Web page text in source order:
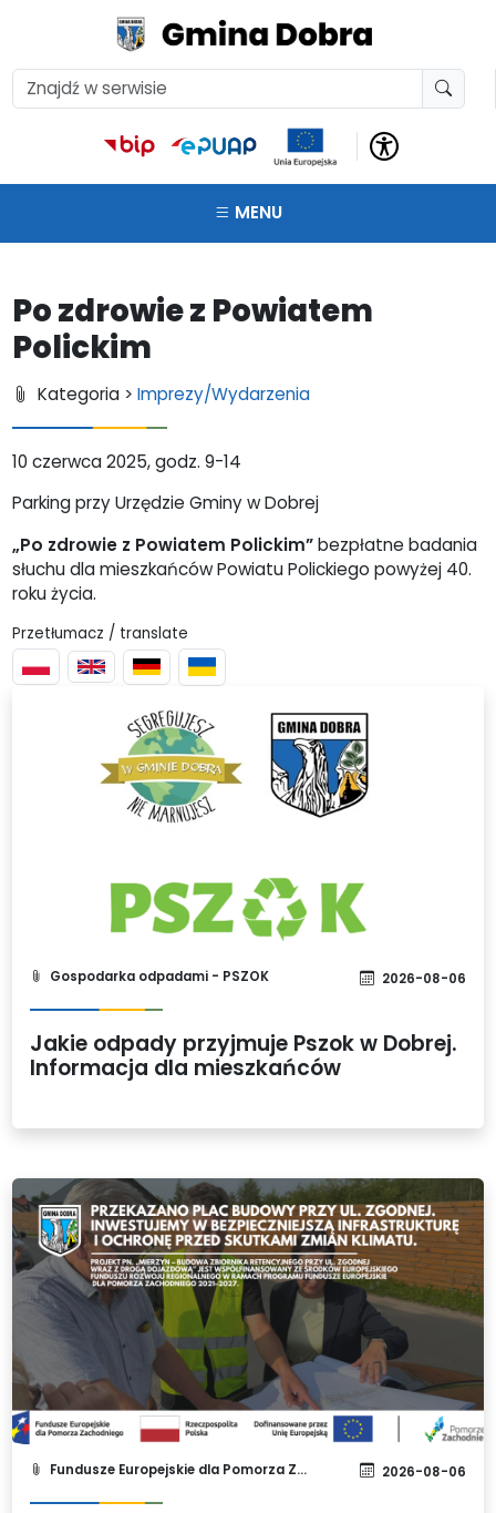
MENU
Po zdrowie z Powiatem
Polickim
Kategoria >Imprezy/Wydarzenia
10 czerwca 2025, godz. 9-14
Parking przy Urzędzie Gminy w Dobrej
„Po zdrowie z Powiatem Polickim”bezpłatne badania
słuchu dla mieszkańców Powiatu Polickiego powyżej 40.
roku życia.
Przetłumacz / translate
Gospodarka odpadami - PSZOK 2026-08-06
Jakie odpady przyjmuje Pszok w Dobrej.
Informacja dla mieszkańców
Fundusze Europejskie dla Pomorza Zachodniego 2021-2027 2026-08-06